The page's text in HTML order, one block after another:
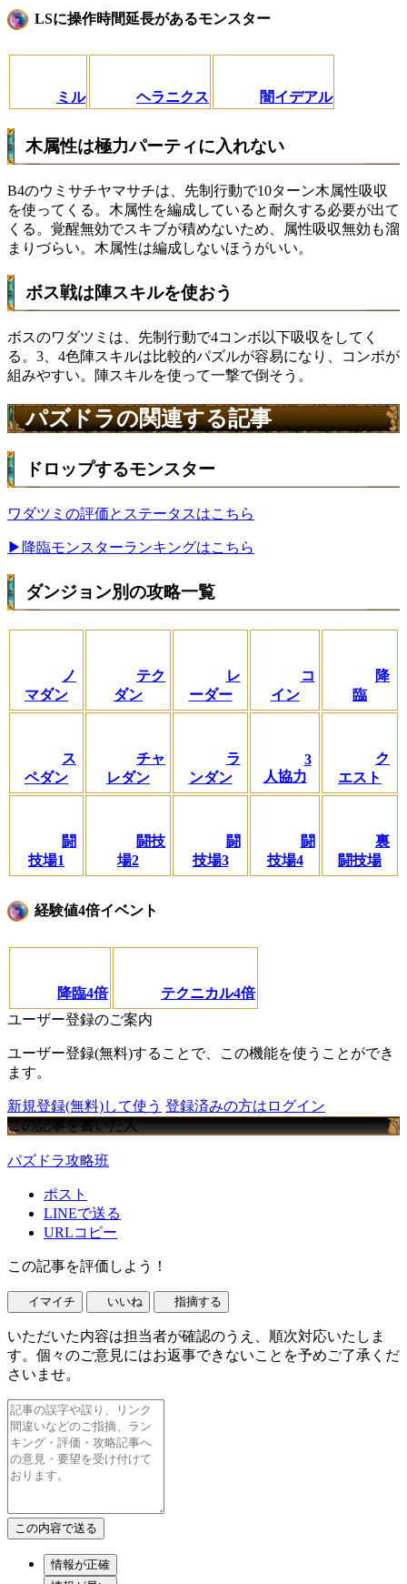
LSに操作時間延長があるモンスター
ミル ヘラニクス 闇イデアル
木属性は極力パーティに入れない
B4のウミサチヤマサチは、先制行動で10ターン木属性吸収
を使ってくる。木属性を編成していると耐久する必要が出て
くる。覚醒無効でスキブが積めないため、属性吸収無効も溜
まりづらい。木属性は編成しないほうがいい。
ボス戦は陣スキルを使おう
ボスのワダツミは、先制行動で4コンボ以下吸収をしてく
る。3、4色陣スキルは比較的パズルが容易になり、コンボが
組みやすい。陣スキルを使って一撃で倒そう。
パズドラの関連する記事
ドロップするモンスター
ワダツミの評価とステータスはこちら
▶降臨モンスターランキングはこちら
ダンジョン別の攻略一覧
ノ
マダン
テク
ダン
レ
ーダー
コ
イン
降
臨
ス
ペダン
チャ
レダン
ラ
ンダン
3
人協力
ク
エスト
闘
技場1
闘技
場2
闘
技場3
闘
技場4
裏
闘技場
経験値4倍イベント
降臨4倍
テクニカル4倍
ユーザー登録のご案内
ユーザー登録(無料)することで、この機能を使うことができ
ます。
新規登録(無料)して使う 登録済みの方はログイン
この記事を書いた人
パズドラ攻略班
ポスト
LINEで送る
URLコピー
この記事を評価しよう！
イマイチ いいね 指摘する
いただいた内容は担当者が確認のうえ、順次対応いたしま
す。個々のご意見にはお返事できないことを予めご了承くだ
さいませ。
情報が正確